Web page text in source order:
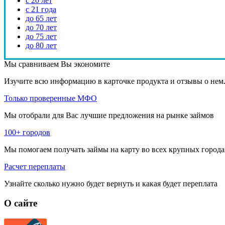
с 21 года
до 65 лет
до 70 лет
до 75 лет
до 80 лет
Мы сравниваем Вы экономите
Изучите всю информацию в карточке продукта и отзывы о нем.
Только проверенные МФО
Мы отобрали для Вас лучшие предложения на рынке займов
100+ городов
Мы помогаем получать займы на карту во всех крупных
Расчет переплаты
Узнайте сколько нужно будет вернуть и какая будет переплата
О сайте